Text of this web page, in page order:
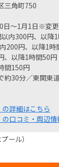
三角町750
日～1月1日※変
内300円、以降
200円、以降1
、以降1時間50
間150円
約30分／東関東
の詳細はこちら
の口コミ・周辺
ール）